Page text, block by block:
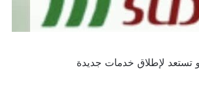
تستعد لإطلاق خدمات جديدة